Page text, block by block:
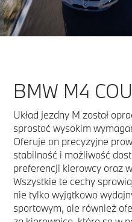
BMW M4
Układ jezdny M został
sprostać wysokim
Oferuje on precyzyjne
stabilność i możliwość
preferencji kierowcy oraz
Wszystkie te cechy
nie tylko wyjątkowo
sportowym, ale również